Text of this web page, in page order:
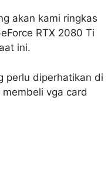
akan kami ringkas
RTX 2080 Ti
ini.
perlu diperhatikan di
vga card